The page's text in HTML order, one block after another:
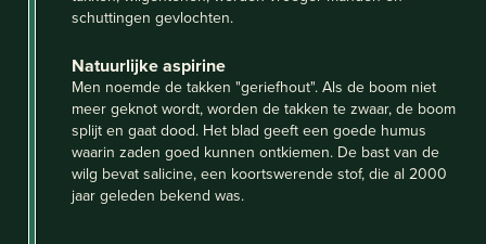
schuttingen gevlochten.
Natuurlijke aspirine
Men noemde de takken "geriefhout". Als de boom niet
meer geknot wordt, worden de takken te zwaar, de boom
splijt en gaat dood. Het blad geeft een goede humus
waarin zaden goed kunnen ontkiemen. De bast van de
wilg bevat salicine, een koortswerende stof, die al 2000
jaar geleden bekend was.